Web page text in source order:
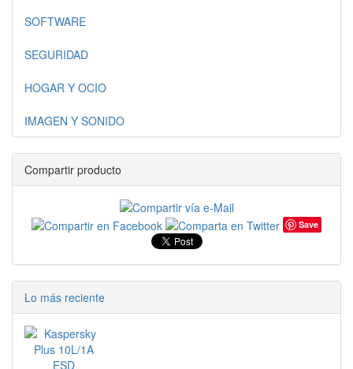
SOFTWARE
SEGURIDAD
HOGAR Y OCIO
IMAGEN Y SONIDO
Compartir producto
Save
Lo más reciente